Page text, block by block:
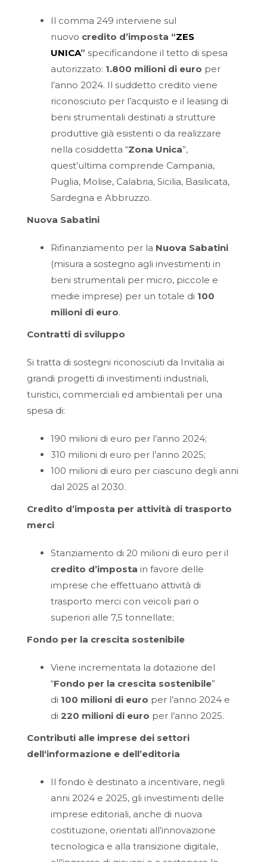
Il comma 249 interviene sul
nuovo credito d’imposta “ZES
UNICA” specificandone il tetto di spesa
autorizzato: 1.800 milioni di euro per
l’anno 2024. Il suddetto credito viene
riconosciuto per l’acquisto e il leasing di
beni strumentali destinati a strutture
produttive già esistenti o da realizzare
nella cosiddetta “Zona Unica”,
quest’ultima comprende Campania,
Puglia, Molise, Calabria, Sicilia, Basilicata,
Sardegna e Abbruzzo.
Nuova Sabatini
Rifinanziamento per la Nuova Sabatini
(misura a sostegno agli investimenti in
beni strumentali per micro, piccole e
medie imprese) per un totale di 100
milioni di euro.
Contratti di sviluppo
Si tratta di sostegni riconosciuti da Invitalia ai
grandi progetti di investimenti industriali,
turistici, commerciali ed ambientali per una
spesa di:
190 milioni di euro per l’anno 2024;
310 milioni di euro per l’anno 2025;
100 milioni di euro per ciascuno degli anni
dal 2025 al 2030.
Credito d’imposta per attività di trasporto
merci
Stanziamento di 20 milioni di euro per il
credito d’imposta in favore delle
imprese che effettuano attività di
trasporto merci con veicoli pari o
superiori alle 7,5 tonnellate;
Fondo per la crescita sostenibile
Viene incrementata la dotazione del
“Fondo per la crescita sostenibile”
di 100 milioni di euro per l’anno 2024 e
di 220 milioni di euro per l’anno 2025.
Contributi alle imprese dei settori
dell‘informazione e dell’editoria
Il fondo è destinato a incentivare, negli
anni 2024 e 2025, gli investimenti delle
imprese editoriali, anche di nuova
costituzione, orientati all’innovazione
tecnologica e alla transizione digitale,